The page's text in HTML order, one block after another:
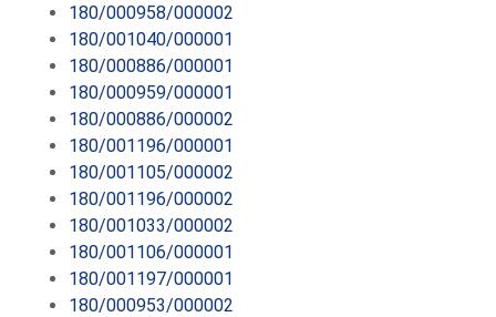
180/000958/000002
180/001040/000001
180/000886/000001
180/000959/000001
180/000886/000002
180/001196/000001
180/001105/000002
180/001196/000002
180/001033/000002
180/001106/000001
180/001197/000001
180/000953/000002